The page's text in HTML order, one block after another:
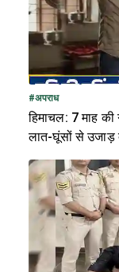
#अपराध
हिमाचल: 7 माह की
लात-घूंसों से उजाड़